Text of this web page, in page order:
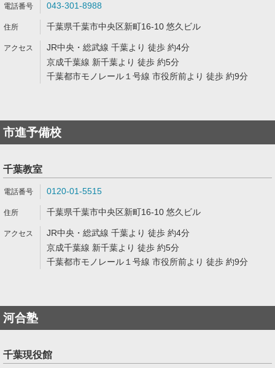
043-301-8988
千葉県千葉市中央区新町16-10 悠久ビル
JR中央・総武線 千葉より 徒歩 約4分
京成千葉線 新千葉より 徒歩 約5分
千葉都市モノレール１号線 市役所前より 徒歩 約9分
市進予備校
千葉教室
0120-01-5515
千葉県千葉市中央区新町16-10 悠久ビル
JR中央・総武線 千葉より 徒歩 約4分
京成千葉線 新千葉より 徒歩 約5分
千葉都市モノレール１号線 市役所前より 徒歩 約9分
河合塾
千葉現役館